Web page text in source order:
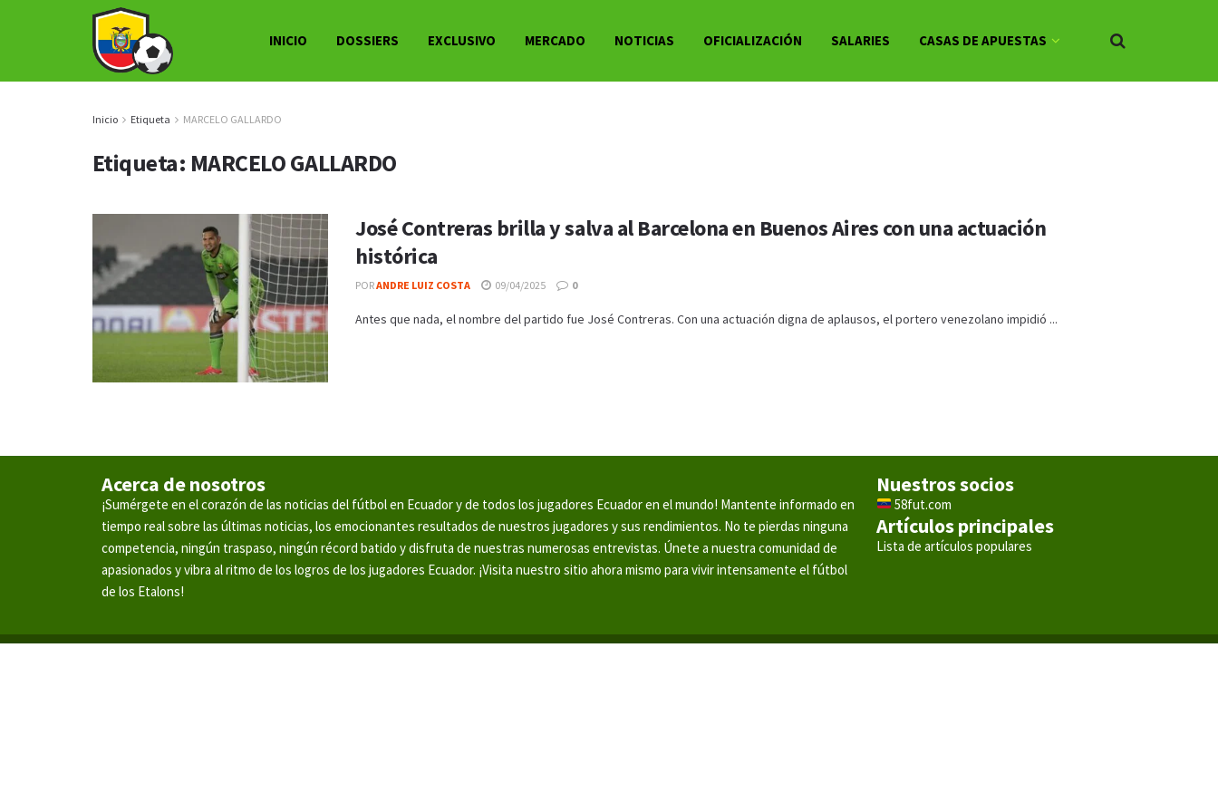
INICIO DOSSIERS EXCLUSIVO MERCADO NOTICIAS OFICIALIZACIÓN SALARIES CASAS DE APUESTAS
Inicio Etiqueta MARCELO GALLARDO
Etiqueta: MARCELO GALLARDO
José Contreras brilla y salva al Barcelona en Buenos Aires con una actuación
histórica
PORANDRE LUIZ COSTA 09/04/2025 0
Antes que nada, el nombre del partido fue José Contreras. Con una actuación digna de aplausos, el portero venezolano impidió ...
Acerca de nosotros
¡Sumérgete en el corazón de las noticias del fútbol en Ecuador y de todos los jugadores Ecuador en el mundo! Mantente informado en
tiempo real sobre las últimas noticias, los emocionantes resultados de nuestros jugadores y sus rendimientos. No te pierdas ninguna
competencia, ningún traspaso, ningún récord batido y disfruta de nuestras numerosas entrevistas. Únete a nuestra comunidad de
apasionados y vibra al ritmo de los logros de los jugadores Ecuador. ¡Visita nuestro sitio ahora mismo para vivir intensamente el fútbol
de los Etalons!
Nuestros socios
58fut.com
Artículos principales
Lista de artículos populares